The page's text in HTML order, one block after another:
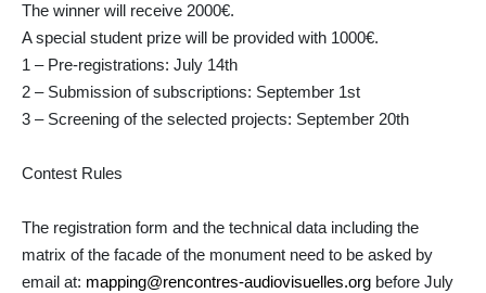
The winner will receive 2000€.
A special student prize will be provided with 1000€.
1 – Pre-registrations: July 14th
2 – Submission of subscriptions: September 1st
3 – Screening of the selected projects: September 20th
Contest Rules
The registration form and the technical data including the
matrix of the facade of the monument need to be asked by
email at: mapping@rencontres-audiovisuelles.org before July